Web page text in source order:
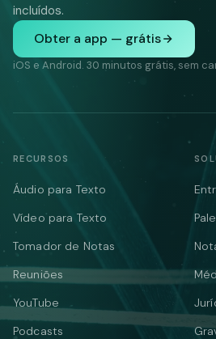
incluídos.
Obter a app — grátis
iOS e Android. 30 minutos grátis, sem
RECURSOS
Áudio para Texto
Vídeo para Texto
Tomador de Notas
Reuniões
YouTube
Podcasts